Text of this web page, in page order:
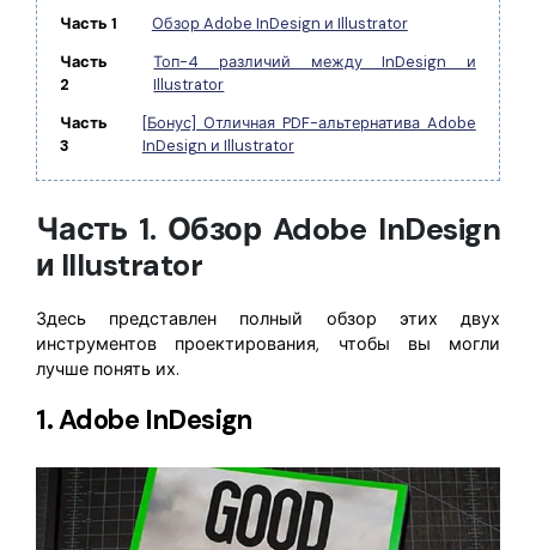
Издательство
Фрилансер
Все Функции PDF
Часть 1
Обзор Adobe InDesign и Illustrator
Часть
2
Топ-4 различий между InDesign и
Illustrator
Часть
3
[Бонус] Отличная PDF-альтернатива Adobe
InDesign и Illustrator
Часть 1. Обзор Adobe InDesign
и Illustrator
Здесь представлен полный обзор этих двух
инструментов проектирования, чтобы вы могли
лучше понять их.
1. Adobe InDesign